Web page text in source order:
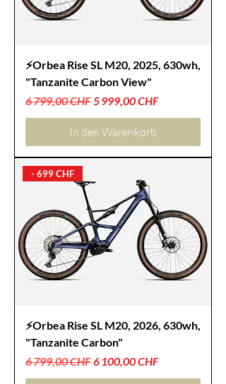
⚡Orbea Rise SL M20, 2025, 630wh,
"Tanzanite Carbon View"
Standardpreis
6 799,00 CHF Sale-Preis
5 999,00 CHF
In den Warenkorb
- 699 CHF
⚡Orbea Rise SL M20, 2026, 630wh,
"Tanzanite Carbon"
Standardpreis
6 799,00 CHF Sale-Preis
6 100,00 CHF